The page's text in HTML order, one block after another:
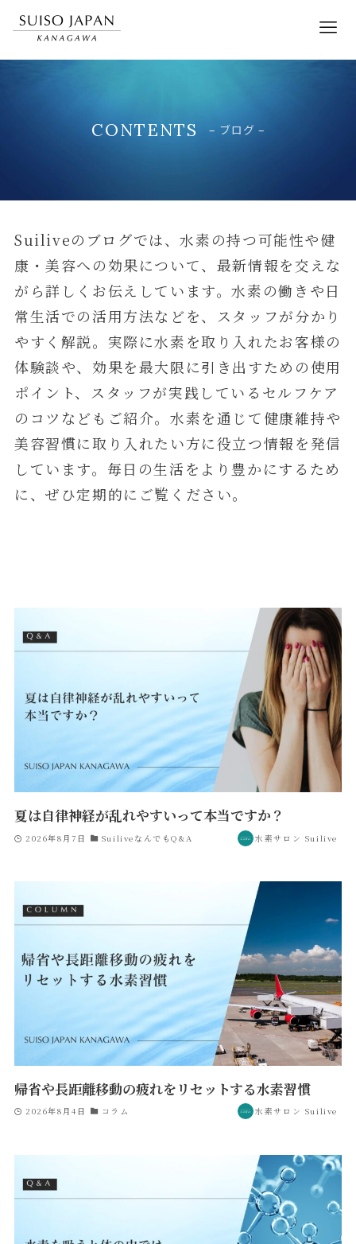
CONTENTS – ブログ –
Suiliveのブログでは、水素の持つ可能性や健
康・美容への効果について、最新情報を交えな
がら詳しくお伝えしています。水素の働きや日
常生活での活用方法などを、スタッフが分かり
やすく解説。実際に水素を取り入れたお客様の
体験談や、効果を最大限に引き出すための使用
ポイント、スタッフが実践しているセルフケア
のコツなどもご紹介。水素を通じて健康維持や
美容習慣に取り入れたい方に役立つ情報を発信
しています。毎日の生活をより豊かにするため
に、ぜひ定期的にご覧ください。
夏は自律神経が乱れやすいって本当ですか？
2026年8月7日 SuiliveなんでもQ&A 水素サロン Suilive
帰省や長距離移動の疲れをリセットする水素習慣
2026年8月4日 コラム 水素サロン Suilive